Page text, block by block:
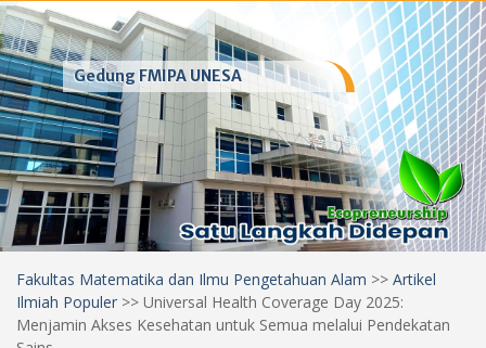
Gedung FMIPA UNESA
Fakultas Matematika dan Ilmu Pengetahuan Alam >> Artikel
Ilmiah Populer >> Universal Health Coverage Day 2025:
Menjamin Akses Kesehatan untuk Semua melalui Pendekatan